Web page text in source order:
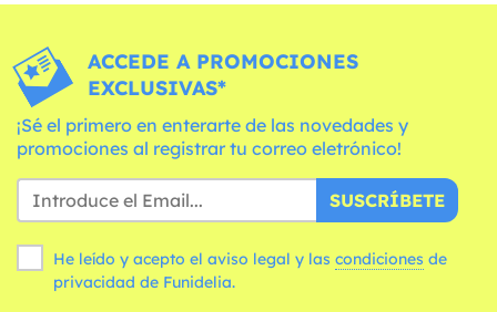
ACCEDE A PROMOCIONES
EXCLUSIVAS*
¡Sé el primero en enterarte de las novedades y
promociones al registrar tu correo eletrónico!
SUSCRÍBETE
He leído y acepto el aviso legal y las condiciones
privacidad de Funidelia.